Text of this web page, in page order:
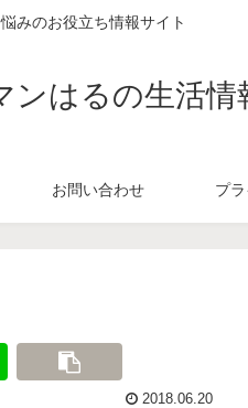
みのお役立ち情報サイト
ンはるの生活情
お問い合わせ プ
2018.06.20